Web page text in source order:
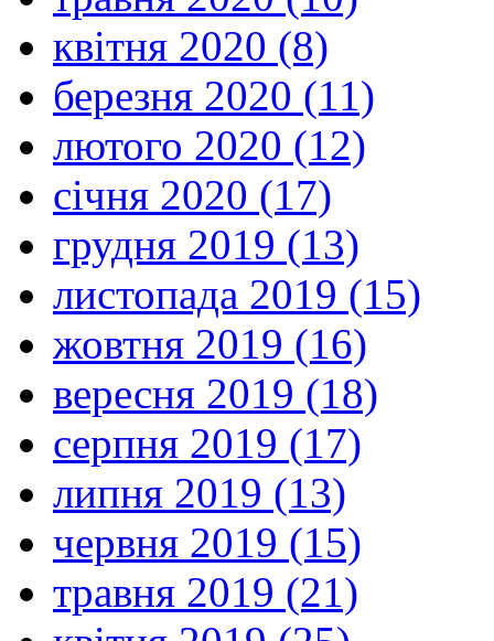
квітня 2020 (8)
березня 2020 (11)
лютого 2020 (12)
січня 2020 (17)
грудня 2019 (13)
листопада 2019 (15)
жовтня 2019 (16)
вересня 2019 (18)
серпня 2019 (17)
липня 2019 (13)
червня 2019 (15)
травня 2019 (21)